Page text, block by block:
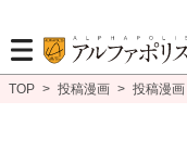
TOP > 投稿漫画 > 投稿漫